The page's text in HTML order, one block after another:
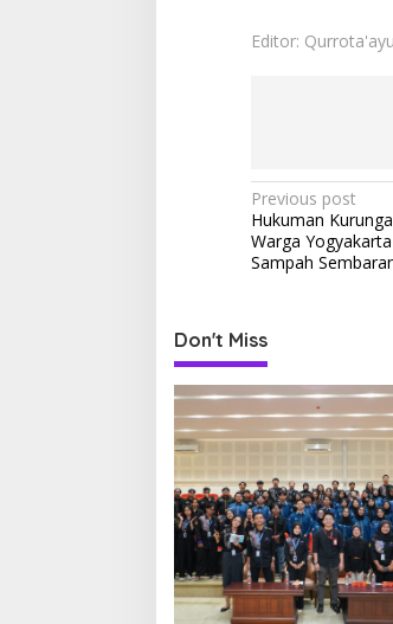
Editor:
P
o
s
n
a
v
i
g
a
t
i
o
Previous post
Hukuman
Warga
Sampah
Don't Miss